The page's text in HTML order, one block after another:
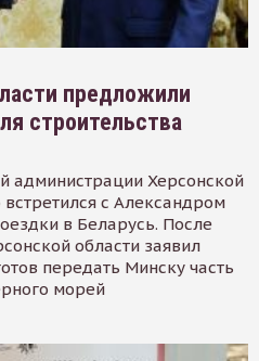
предложили
строительства
администрации Херсонской
с Александром
в Беларусь. После
области заявил
передать Минску часть
морей